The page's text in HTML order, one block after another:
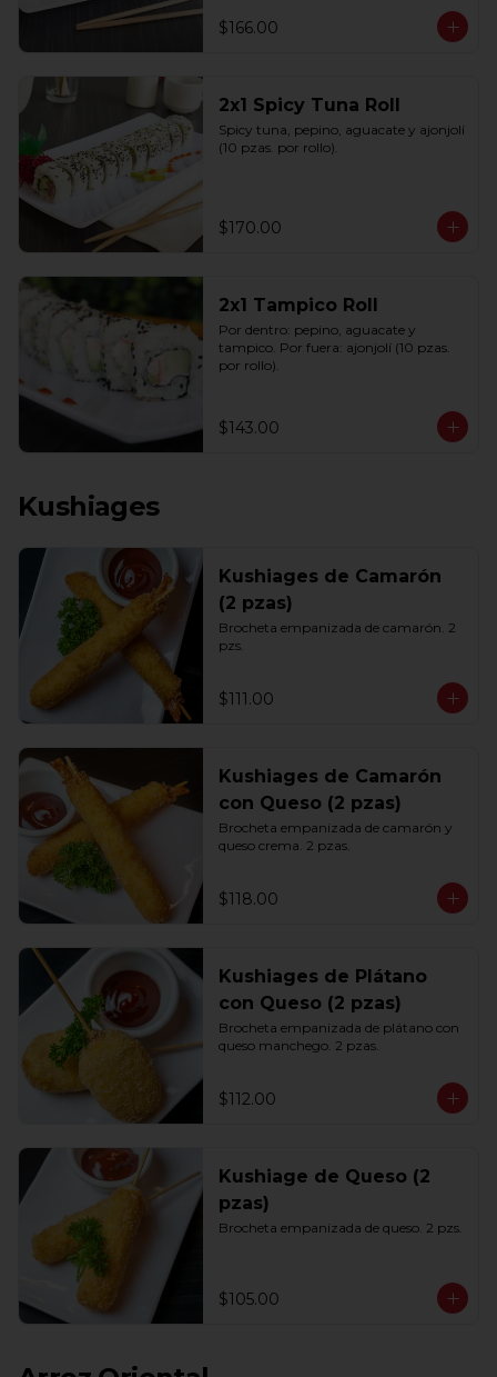
$166.00
2x1 Spicy Tuna Roll
Spicy tuna, pepino, aguacate y ajonjolí
(10 pzas. por rollo).
$170.00
2x1 Tampico Roll
Por dentro: pepino, aguacate y
tampico. Por fuera: ajonjolí (10 pzas.
por rollo).
$143.00
Kushiages
Kushiages de Camarón
(2 pzas)
Brocheta empanizada de camarón. 2
pzs.
$111.00
Kushiages de Camarón
con Queso (2 pzas)
Brocheta empanizada de camarón y
queso crema. 2 pzas.
$118.00
Kushiages de Plátano
con Queso (2 pzas)
Brocheta empanizada de plátano con
queso manchego. 2 pzas.
$112.00
Kushiage de Queso (2
pzas)
Brocheta empanizada de queso. 2 pzs.
$105.00